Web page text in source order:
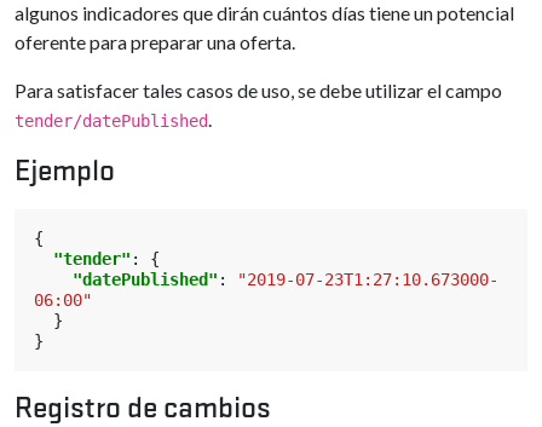
algunos indicadores que dirán cuántos días tiene un potencial
oferente para preparar una oferta.
Para satisfacer tales casos de uso, se debe utilizar el campo
tender/datePublished.
Ejemplo
{
"tender" :
{
"datePublished" :
"2019-07-23T1:27:10.673000-
06:00"
}
}
Registro de cambios